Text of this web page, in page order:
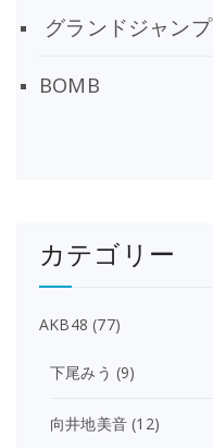
グランドジャンプ
BOMB
カテゴリー
AKB48 (77)
下尾みう (9)
向井地美音 (12)